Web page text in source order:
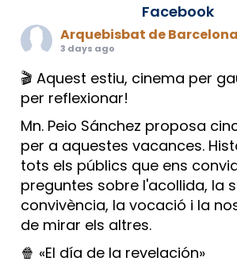
Facebook
Arquebisbat de Barcelona
3 days ago
🎬 Aquest estiu, cinema per
per reflexionar!
Mn. Peio Sánchez proposa
per a aquestes vacances.
tots els públics que ens
preguntes sobre l'acollida, la
convivència, la vocació i la
de mirar els altres.
🍿 «El día de la revelación»